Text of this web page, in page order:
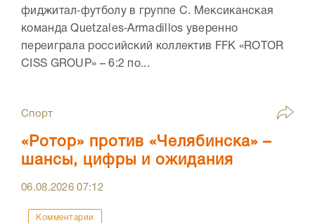
фиджитал‑футболу в группе C. Мексиканская
команда Quetzales‑Armadillos уверенно
переиграла российский коллектив FFK «ROTOR
CISS GROUP» – 6:2 по...
Спорт
«Ротор» против «Челябинска» –
шансы, цифры и ожидания
06.08.202607:12
Комментарии